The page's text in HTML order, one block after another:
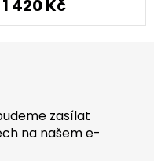
1 420 Kč
zasílat
na našem e-